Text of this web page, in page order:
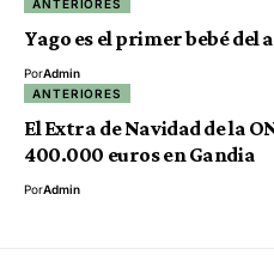
ANTERIORES
Yago es el primer bebé del
PorAdmin
ANTERIORES
El Extra de Navidad de la
400.000 euros en Gandia
PorAdmin